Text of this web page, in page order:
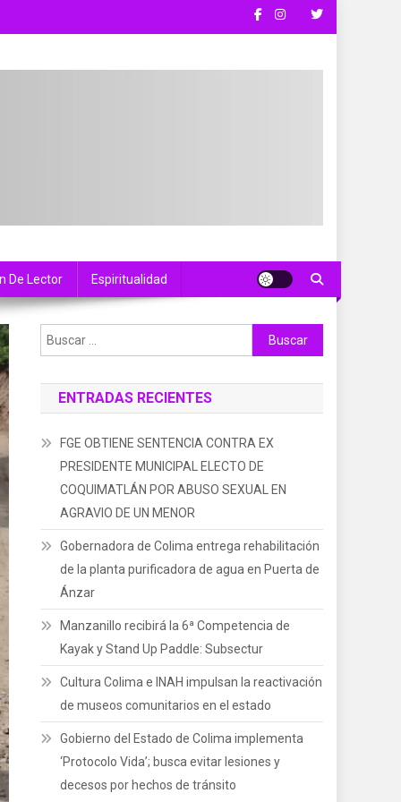
De Lector Espiritualidad
Buscar:
ENTRADAS RECIENTES
FGE OBTIENE SENTENCIA CONTRA EX
PRESIDENTE MUNICIPAL ELECTO DE
COQUIMATLÁN POR ABUSO SEXUAL EN
AGRAVIO DE UN MENOR
Gobernadora de Colima entrega rehabilitación
de la planta purificadora de agua en Puerta de
Ánzar
Manzanillo recibirá la 6ª Competencia de
Kayak y Stand Up Paddle: Subsectur
Cultura Colima e INAH impulsan la reactivación
de museos comunitarios en el estado
Gobierno del Estado de Colima implementa
‘Protocolo Vida’; busca evitar lesiones y
decesos por hechos de tránsito